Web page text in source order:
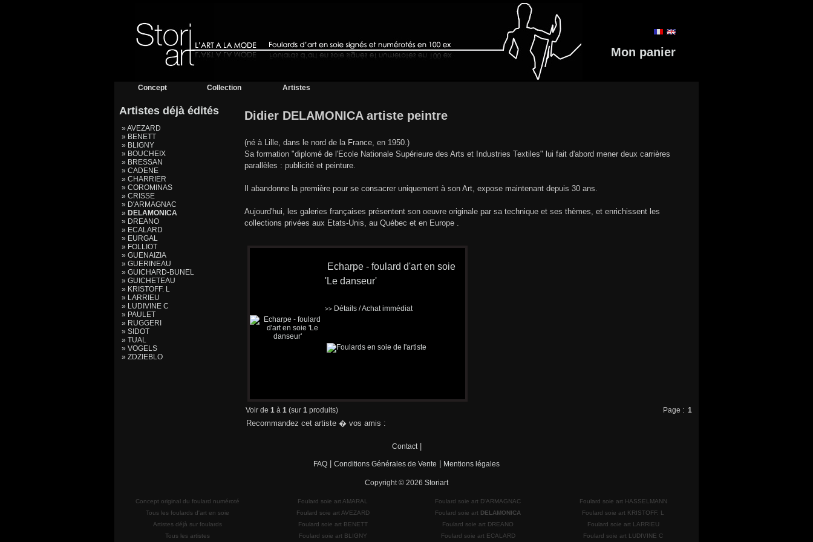
Mon panier
Concept Collection Artistes
Artistes déjà édités
» AVEZARD
» BENETT
» BLIGNY
» BOUCHEIX
» BRESSAN
» CADENE
» CHARRIER
» COROMINAS
» CRISSE
» D'ARMAGNAC
» DELAMONICA
» DREANO
» ECALARD
» EURGAL
» FOLLIOT
» GUENAIZIA
» GUERINEAU
» GUICHARD-BUNEL
» GUICHETEAU
» KRISTOFF. L
» LARRIEU
» LUDIVINE C
» PAULET
» RUGGERI
» SIDOT
» TUAL
» VOGELS
» ZDZIEBLO
Didier DELAMONICA artiste peintre
(né à Lille, dans le nord de la France, en 1950.)
Sa formation "diplomé de l'Ecole Nationale Supérieure des Arts et Industries Textiles" lui fait d'abord mener deux carrières
parallèles : publicité et peinture.
Il abandonne la première pour se consacrer uniquement à son Art, expose maintenant depuis 30 ans.
Aujourd'hui, les galeries françaises présentent son oeuvre originale par sa technique et ses thèmes, et enrichissent les
collections privées aux Etats-Unis, au Québec et en Europe .
Echarpe - foulard d'art en soie
'Le danseur'
>> Détails / Achat immédiat
Voir de 1 à 1 (sur 1 produits) Page : 1
Recommandez cet artiste � vos amis :
Contact|
FAQ Conditions Générales de Vente Mentions légales
Copyright © 2026 Storiart
Concept original du foulard numéroté
Tous les foulards d'art en soie
Artistes déjà sur foulards
Tous les artistes
Foulard soie art AMARAL
Foulard soie art AVEZARD
Foulard soie art BENETT
Foulard soie art BLIGNY
Foulard soie art D'ARMAGNAC
Foulard soie art DELAMONICA
Foulard soie art DREANO
Foulard soie art ECALARD
Foulard soie art HASSELMANN
Foulard soie art KRISTOFF. L
Foulard soie art LARRIEU
Foulard soie art LUDIVINE C